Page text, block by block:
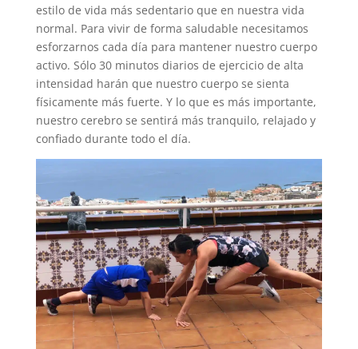
estilo de vida más sedentario que en nuestra vida
normal. Para vivir de forma saludable necesitamos
esforzarnos cada día para mantener nuestro cuerpo
activo. Sólo 30 minutos diarios de ejercicio de alta
intensidad harán que nuestro cuerpo se sienta
físicamente más fuerte. Y lo que es más importante,
nuestro cerebro se sentirá más tranquilo, relajado y
confiado durante todo el día.